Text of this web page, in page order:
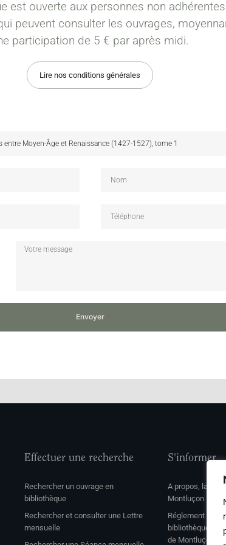
est ouverte aux personnes non
peuvent consulter les ouvrages,
participation de 5 € par après midi.
Lire nos conditions générales
Envoyer
Effectuer une recherche
Rechercher un ouvrage en
bibliothèque
Rechercher et consulter une Lettre
mensuelle
S'informer
A propos, la
Montluçon
Réglement de
bibliothèque et
de Montluçon